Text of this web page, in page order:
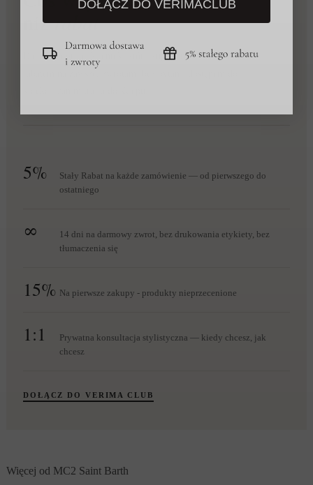
niżrabat
Dołącz do grona klientek, które kupują mądrzej — z
5%
Stały Rabat na każde zamówienie — od pierwszego do
ostatniego
∞
14 dni na darmowy zwrot, bez drukowania etykiety, bez
tłumaczenia się
15% Na pierwsze zakupy - produkty nieprzecenione
1:1
Prywatna konsultacja stylistyczna — kiedy chcesz, jak
chcesz
DOŁĄCZ DO VERIMA CLUB
Więcej od MC2 Saint Barth
DOŁĄCZ DO VERIMACLUB